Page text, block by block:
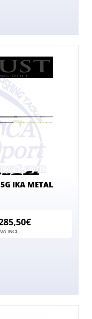
IKA METAL
INCL.